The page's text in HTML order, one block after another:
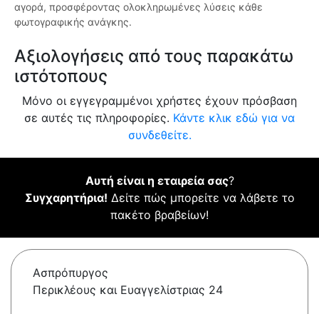
αγορά, προσφέροντας ολοκληρωμένες λύσεις κάθε
φωτογραφικής ανάγκης.
Αξιολογήσεις από τους παρακάτω
ιστότοπους
Μόνο οι εγγεγραμμένοι χρήστες έχουν πρόσβαση
σε αυτές τις πληροφορίες. Κάντε κλικ εδώ για να
συνδεθείτε.
Αυτή είναι η εταιρεία σας?
Συγχαρητήρια! Δείτε πώς μπορείτε να λάβετε το
πακέτο βραβείων!
Ασπρόπυργος
Περικλέους και Ευαγγελίστριας 24